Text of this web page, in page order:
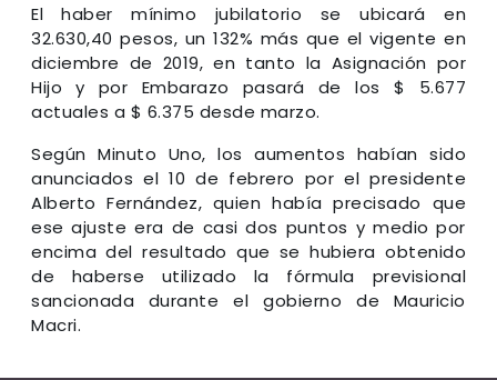
El haber mínimo jubilatorio se ubicará en
32.630,40 pesos, un 132% más que el vigente en
diciembre de 2019, en tanto la Asignación por
Hijo y por Embarazo pasará de los $ 5.677
actuales a $ 6.375 desde marzo.
Según Minuto Uno, los aumentos habían sido
anunciados el 10 de febrero por el presidente
Alberto Fernández, quien había precisado que
ese ajuste era de casi dos puntos y medio por
encima del resultado que se hubiera obtenido
de haberse utilizado la fórmula previsional
sancionada durante el gobierno de Mauricio
Macri.